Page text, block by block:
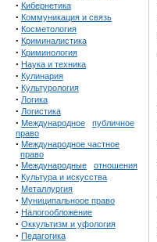
· Кибернетика
· Коммуникация и связь
· Косметология
· Криминалистика
· Криминология
· Наука и техника
· Кулинария
· Культурология
· Логика
· Логистика
· Международное
публичное
право
· Международное частное
право
· Международные отношения
· Культура и искусства
· Металлургия
· Муниципальноое право
· Налогообложение
· Оккультизм и уфология
· Педагогика